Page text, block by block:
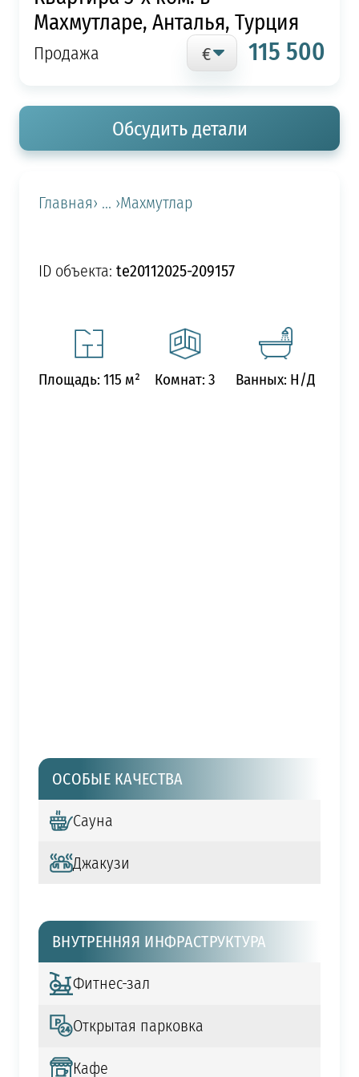
Махмутларе, Анталья, Турция
Продажа 115 500
Обсудить детали
Главная› ... ›Махмутлар
ID объекта: te20112025-209157
Площадь: 115 м² Комнат: 3 Ванных: Н/Д
ОСОБЫЕ КАЧЕСТВА
Сауна
Джакузи
ВНУТРЕННЯЯ ИНФРАСТРУКТУРА
Фитнес-зал
Открытая парковка
Кафе